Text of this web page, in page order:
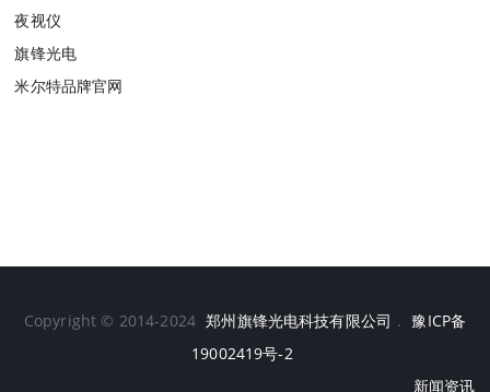
夜视仪
旗锋光电
米尔特品牌官网
Copyright © 2014-2024 郑州旗锋光电科技有限公司 . 豫ICP备
19002419号-2
新闻资讯